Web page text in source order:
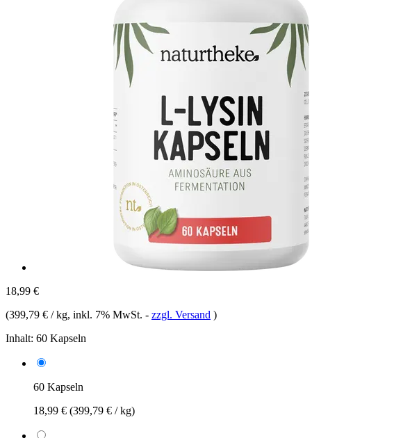
18,99 €
(399,79 € / kg, inkl. 7% MwSt. - zzgl. Versand )
Inhalt: 60 Kapseln
60 Kapseln
18,99 € (399,79 € / kg)